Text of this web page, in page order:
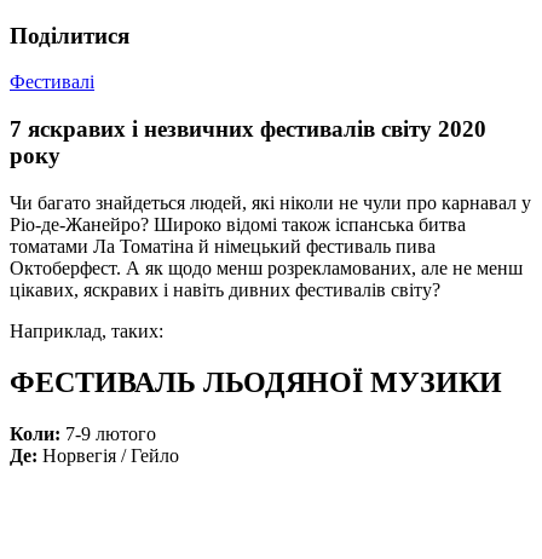
Подiлитися
Фестивалі
7 яскравих і незвичних фестивалів світу 2020
року
Чи багато знайдеться людей, які ніколи не чули про карнавал у
Ріо-де-Жанейро? Широко відомі також іспанська битва
томатами Ла Томатіна й німецький фестиваль пива
Октоберфест. А як щодо менш розрекламованих, але не менш
цікавих, яскравих і навіть дивних фестивалів світу?
Наприклад, таких:
ФЕСТИВАЛЬ ЛЬОДЯНОЇ МУЗИКИ
Коли: 7-9 лютого
Де: Норвегія / Гейло